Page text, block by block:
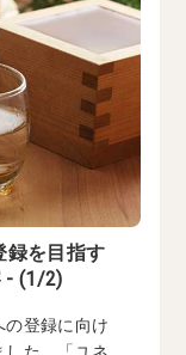
録を目指す
- (1/2)
の登録に向け
した。「ユネ